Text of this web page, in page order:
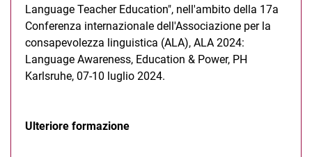
Language Teacher Education", nell'ambito della 17a
Conferenza internazionale dell'Associazione per la
consapevolezza linguistica (ALA), ALA 2024:
Language Awareness, Education & Power, PH
Karlsruhe, 07-10 luglio 2024.
Ulteriore formazione